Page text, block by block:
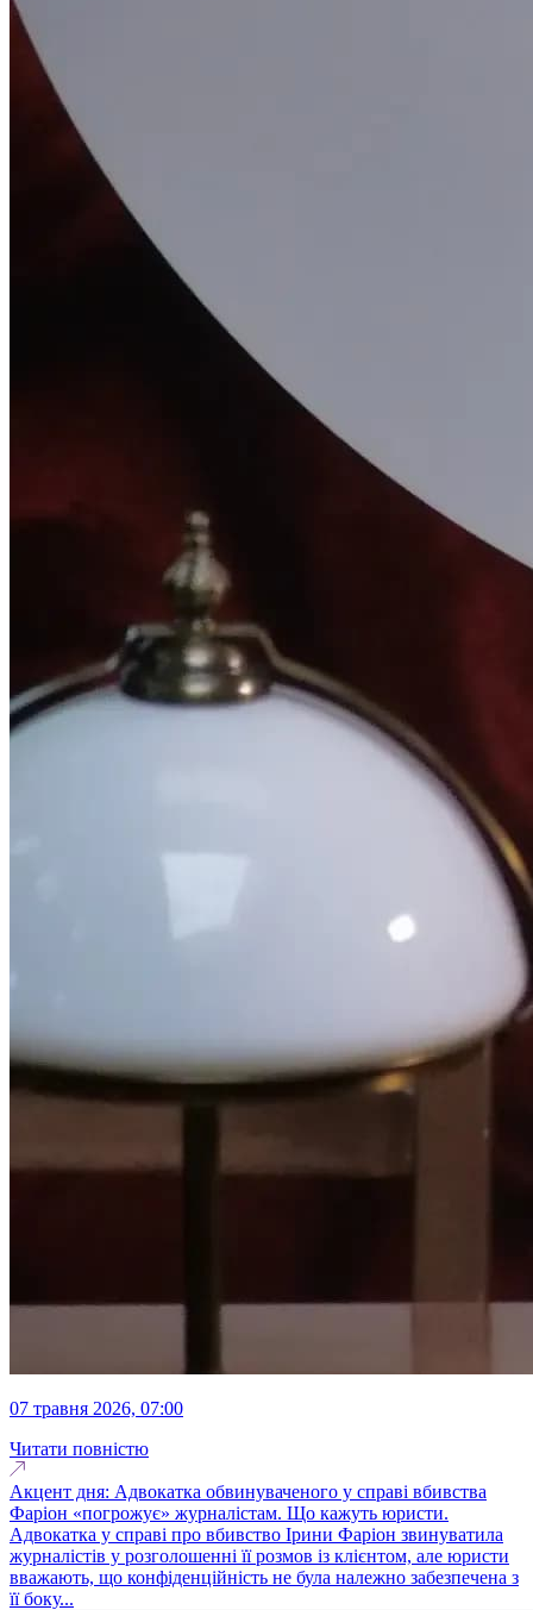
07 травня 2026, 07:00
Читати повністю
Акцент дня: Адвокатка обвинуваченого у справі вбивства
Фаріон «погрожує» журналістам. Що кажуть юристи.
Адвокатка у справі про вбивство Ірини Фаріон звинуватила
журналістів у розголошенні її розмов із клієнтом, але юристи
вважають, що конфіденційність не була належно забезпечена з
її боку...